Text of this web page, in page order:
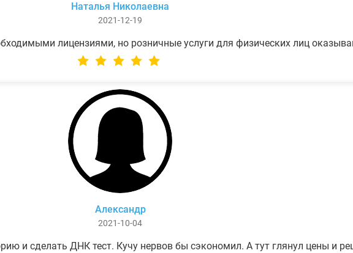
Наталья Николаевна
2021-12-19
лицензиями, но розничные услуги для физических лиц
Александр
2021-10-04
и сделать ДНК тест. Кучу нервов бы сэкономил. А тут глянул цены и